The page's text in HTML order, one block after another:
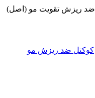
ضد ریزش تقویت مو (اصل)
کوکتل ضد ریزش مو